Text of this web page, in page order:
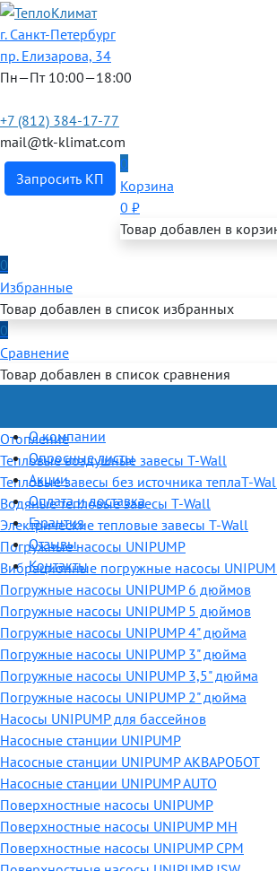
г. Санкт-Петербург
пр. Елизарова, 34
Пн—Пт 10:00—18:00
+7 (812) 384-17-77
mail@tk-klimat.com
Запросить КП
0
Корзина
0 ₽
Товар добавлен в
0
Избранные
Товар добавлен в список избранных
0
Сравнение
Товар добавлен в список сравнения
О компании
Опросные листы
Акции
Оплата и доставка
Гарантия
Отзывы
Контакты
Отопление
Тепловые воздушные завесы T-Wall
Тепловые завесы без источника теплаT-
Водяные тепловые завесы T-Wall
Электрические тепловые завесы T-Wall
Погружные насосы UNIPUMP
Вибрационные погружные насосы
Погружные насосы UNIPUMP 6 дюймов
Погружные насосы UNIPUMP 5 дюймов
Погружные насосы UNIPUMP 4" дюйма
Погружные насосы UNIPUMP 3" дюйма
Погружные насосы UNIPUMP 3,5" дюйма
Погружные насосы UNIPUMP 2" дюйма
Насосы UNIPUMP для бассейнов
Насосные станции UNIPUMP
Насосные станции UNIPUMP АКВАРОБОТ
Насосные станции UNIPUMP AUTO
Поверхностные насосы UNIPUMP
Поверхностные насосы UNIPUMP MH
Поверхностные насосы UNIPUMP CPM